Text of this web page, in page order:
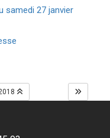
samedi 27 janvier